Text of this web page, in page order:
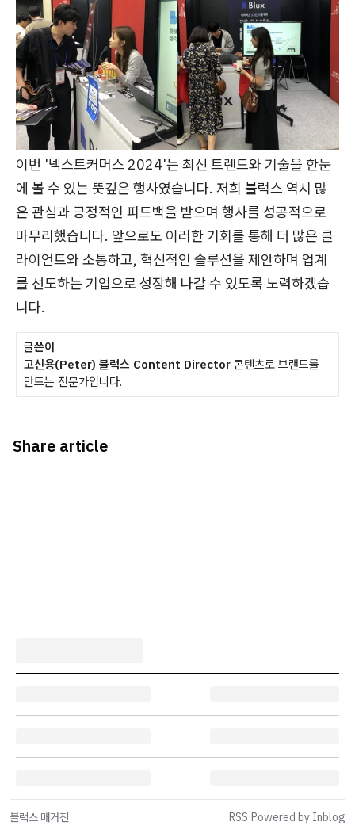
이번 '넥스트커머스 2024'는 최신 트렌드와 기술을 한눈
에 볼 수 있는 뜻깊은 행사였습니다. 저희 블럭스 역시 많
은 관심과 긍정적인 피드백을 받으며 행사를 성공적으로
마무리했습니다. 앞으로도 이러한 기회를 통해 더 많은 클
라이언트와 소통하고, 혁신적인 솔루션을 제안하며 업계
를 선도하는 기업으로 성장해 나갈 수 있도록 노력하겠습
니다.
글쓴이
고신용(Peter) 블럭스 Content Director 콘텐츠로 브랜드를
만드는 전문가입니다.
Share article
블럭스 매거진 RSS·Powered by Inblog